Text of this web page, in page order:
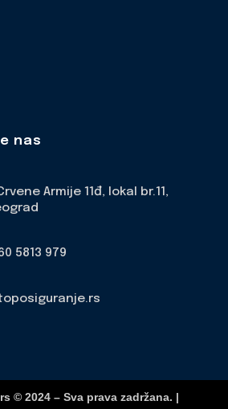
nas
Armije 11đ, lokal br.11,
5813 979
© 2024 – Sva prava zadržana. |